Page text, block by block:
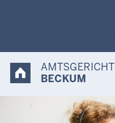
AMTSGERICHT
BECKUM